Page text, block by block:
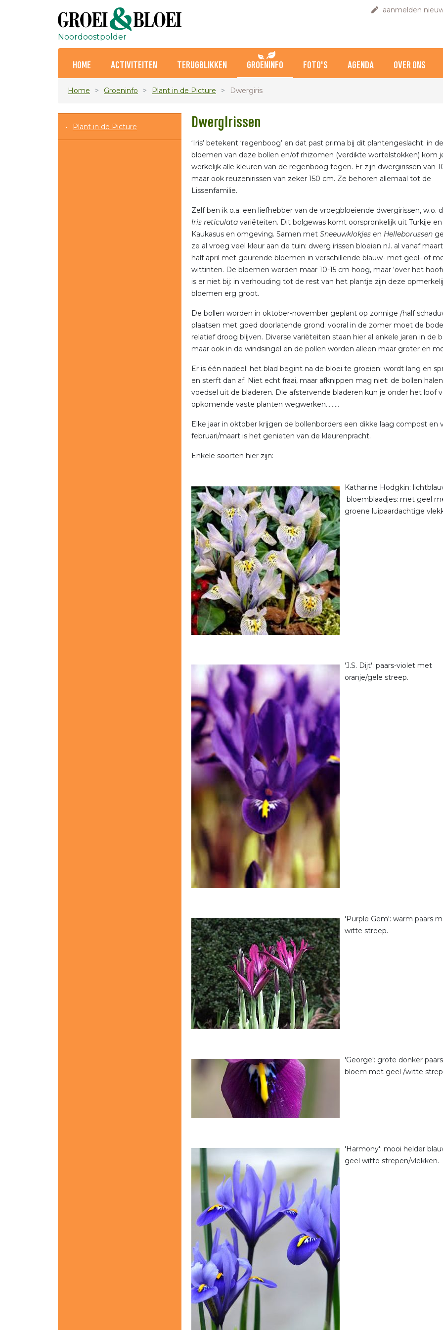
aanmelden
Noordoostpolder
HOME ACTIVITEITEN TERUGBLIKKEN GROENINFO FOTO'S AGENDA OVER ONS
Home Groeninfo Plant in de Picture Dwergiris
Plant in de Picture DwergIrissen
‘Iris’ betekent ‘regenboog’ en dat past prima bij dit plantengeslacht: in de
bloemen van deze bollen en/of rhizomen (verdikte wortelstokken) kom
werkelijk alle kleuren van de regenboog tegen. Er zijn dwergirissen van
maar ook reuzenirissen van zeker 150 cm. Ze behoren allemaal tot de
Lissenfamilie.
Zelf ben ik o.a. een liefhebber van de vroegbloeiende dwergirissen, w.o.
Iris reticulata variëteiten. Dit bolgewas komt oorspronkelijk uit Turkije
Kaukasus en omgeving. Samen met Sneeuwklokjes en Helleborussen
ze al vroeg veel kleur aan de tuin: dwerg irissen bloeien n.l. al vanaf
half april met geurende bloemen in verschillende blauw- met geel- of
wittinten. De bloemen worden maar 10-15 cm hoog, maar ‘over het
is er niet bij: in verhouding tot de rest van het plantje zijn deze
bloemen erg groot.
De bollen worden in oktober-november geplant op zonnige /half
plaatsen met goed doorlatende grond: vooral in de zomer moet de
relatief droog blijven. Diverse variëteiten staan hier al enkele jaren in de
maar ook in de windsingel en de pollen worden alleen maar groter en
Er is één nadeel: het blad begint na de bloei te groeien: wordt lang en
en sterft dan af. Niet echt fraai, maar afknippen mag niet: de bollen
voedsel uit de bladeren. Die afstervende bladeren kun je onder het loof
opkomende vaste planten wegwerken………
Elke jaar in oktober krijgen de bollenborders een dikke laag compost en
februari/maart is het genieten van de kleurenpracht.
Enkele soorten hier zijn:
Katharine Hodgkin:
bloemblaadjes: met geel
groene luipaardachtige
'J.S. Dijt': paars-violet met
oranje/gele streep.
'Purple Gem': warm paars
witte streep.
'George': grote donker paars
bloem met geel /witte
'Harmony': mooi helder
geel witte strepen/vlekken.